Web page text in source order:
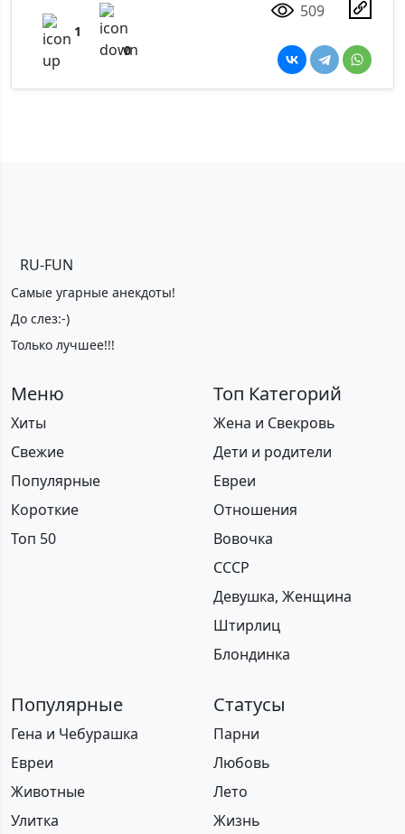
1
0
509
RU-FUN
Самые угарные анекдоты!
До слез:-)
Только лучшее!!!
Меню
Хиты
Свежие
Популярные
Короткие
Топ 50
Топ Категорий
Жена и Свекровь
Дети и родители
Евреи
Отношения
Вовочка
СССР
Девушка, Женщина
Штирлиц
Блондинка
Популярные
Гена и Чебурашка
Евреи
Животные
Улитка
Статусы
Парни
Любовь
Лето
Жизнь